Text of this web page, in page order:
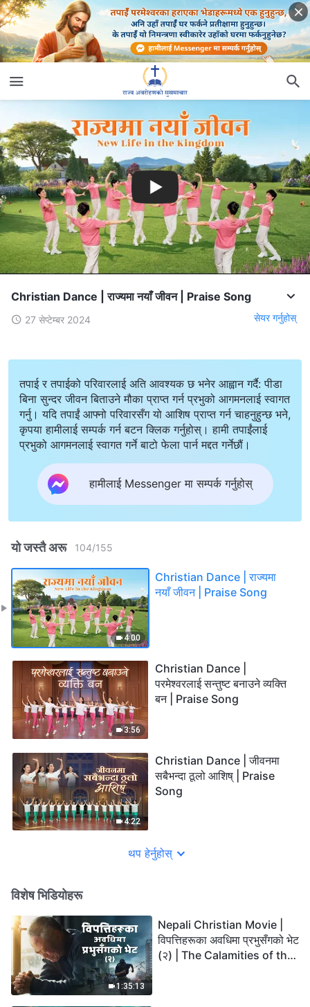
Christian Dance | राज्यमा नयाँ जीवन | Praise Song
27 सेप्टेम्बर 2024 सेयर गर्नुहोस्
तपाई र तपाईको परिवारलाई अति आवश्यक छ भनेर आह्वान गर्दै: पीडा
बिना सुन्दर जीवन बिताउने मौका प्राप्त गर्न प्रभुको आगमनलाई स्वागत
गर्नु। यदि तपाईं आफ्नो परिवारसँग यो आशिष प्राप्त गर्न चाहनुहुन्छ भने,
कृपया हामीलाई सम्पर्क गर्न बटन क्लिक गर्नुहोस्। हामी तपाईंलाई
प्रभुको आगमनलाई स्वागत गर्ने बाटो फेला पार्न मद्दत गर्नेछौं।
हामीलाई Messenger मा सम्पर्क गर्नुहोस्
यो जस्तै अरू 104/155
4:00
Christian Dance | राज्यमा
नयाँ जीवन | Praise Song
3:56
Christian Dance |
परमेश्‍वरलाई सन्तुष्ट बनाउने व्यक्ति
बन | Praise Song
4:22
Christian Dance | जीवनमा
सबैभन्दा ठूलो आशिष् | Praise
Song
थप हेर्नुहोस्
विशेष भिडियोहरू
1:35:13
Nepali Christian Movie |
विपत्तिहरूका अवधिमा प्रभुसँगको भेट
(२) | The Calamities of the